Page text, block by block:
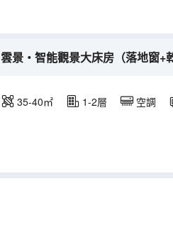
雲景・智能觀景大床房（落地窗+
35-40㎡ 1-2層 空調